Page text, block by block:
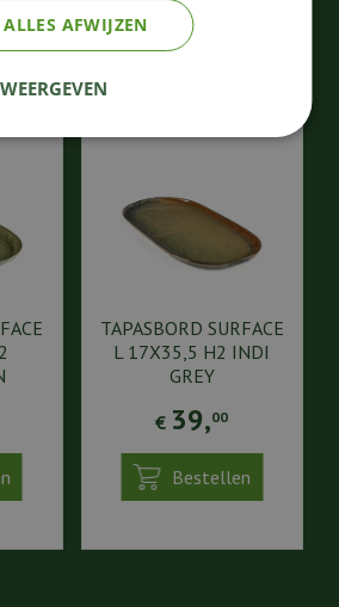
TAPASBORD SURFACE
L 17X35,5 H2 INDI
GREY
€ 39,00
Bestellen
ALLES AFWIJZEN